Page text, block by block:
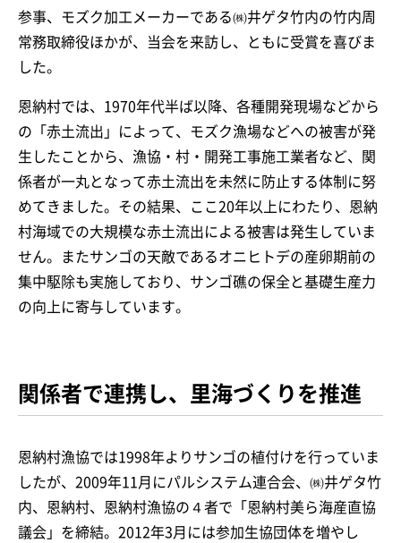
参事、モズク加工メーカーである㈱井ゲタ竹内の竹内周
常務取締役ほかが、当会を来訪し、ともに受賞を喜びま
した。
恩納村では、1970年代半ば以降、各種開発現場などから
の「赤土流出」によって、モズク漁場などへの被害が発
生したことから、漁協・村・開発工事施工業者など、関
係者が一丸となって赤土流出を未然に防止する体制に努
めてきました。その結果、ここ20年以上にわたり、恩納
村海域での大規模な赤土流出による被害は発生していま
せん。またサンゴの天敵であるオニヒトデの産卵期前の
集中駆除も実施しており、サンゴ礁の保全と基礎生産力
の向上に寄与しています。
関係者で連携し、里海づくりを推進
恩納村漁協では1998年よりサンゴの植付けを行っていま
したが、2009年11月にパルシステム連合会、㈱井ゲタ竹
内、恩納村、恩納村漁協の４者で「恩納村美ら海産直協
議会」を締結。2012年3月には参加生協団体を増やし